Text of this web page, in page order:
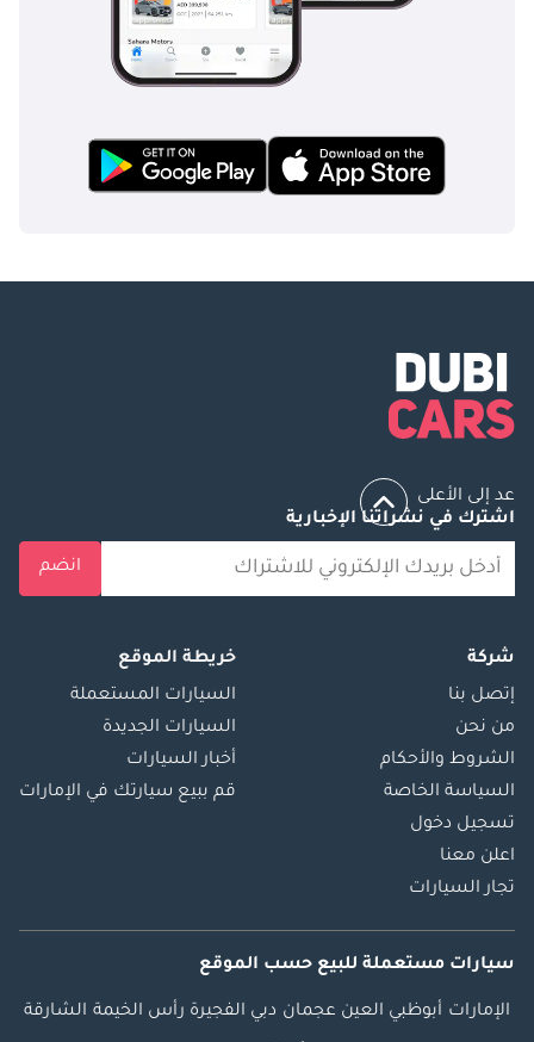
عد إلى الأعلى
اشترك في نشراتنا الإخبارية
انضم
شركة
إتصل بنا
من نحن
الشروط والأحكام
السياسة الخاصة
تسجيل دخول
اعلن معنا
تجار السيارات
خريطة الموقع
السيارات المستعملة
السيارات الجديدة
أخبار السيارات
قم ببيع سيارتك في الإمارات
سيارات مستعملة للبيع حسب الموقع
الإمارات أبوظبي العين عجمان دبي الفجيرة رأس الخيمة الشارقة